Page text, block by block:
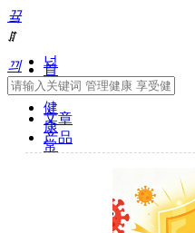
끀
ꁲ
首
页
健
康
常
넙
끠
文章
产品